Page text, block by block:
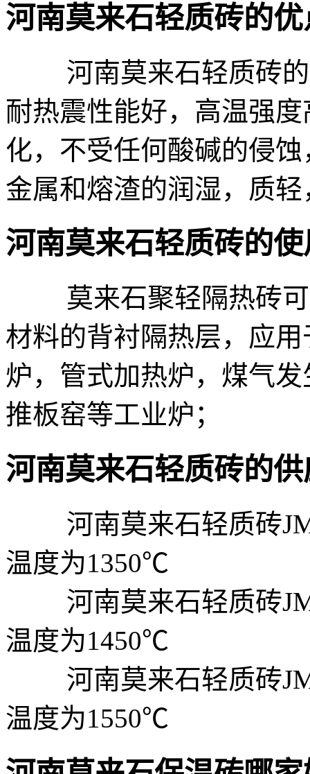
河南莫来石轻质砖的优
河南莫来石轻质砖的
耐热震性能好，高温强
化，不受任何酸碱的侵
金属和熔渣的润湿，质
河南莫来石轻质砖的
莫来石聚轻隔热砖可
材料的背衬隔热层，应
炉，管式加热炉，煤气
推板窑等工业炉；
河南莫来石轻质砖的
河南莫来石轻质砖
温度为1350℃
河南莫来石轻质砖
温度为1450℃
河南莫来石轻质砖
温度为1550℃